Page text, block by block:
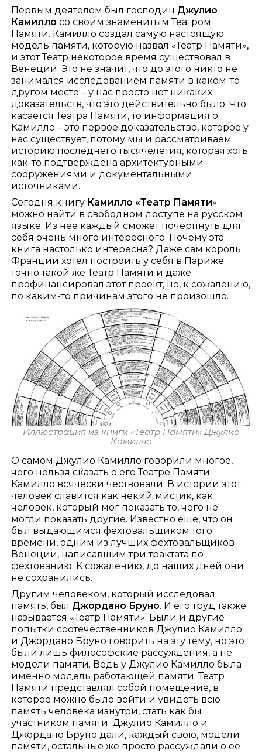
Первым деятелем был господин Джулио
Камилло со своим знаменитым Театром
Памяти. Камилло создал самую настоящую
модель памяти, которую назвал «Театр Памяти»,
и этот Театр некоторое время существовал в
Венеции. Это не значит, что до этого никто не
занимался исследованием памяти в каком-то
другом месте – у нас просто нет никаких
доказательств, что это действительно было. Что
касается Театра Памяти, то информация о
Камилло – это первое доказательство, которое у
нас существует, потому мы и рассматриваем
историю последнего тысячелетия, которая хоть
как-то подтверждена архитектурными
сооружениями и документальными
источниками.
Сегодня книгу Камилло «Театр Памяти»
можно найти в свободном доступе на русском
языке. Из нее каждый сможет почерпнуть для
себя очень много интересного. Почему эта
книга настолько интересна? Даже сам король
Франции хотел построить у себя в Париже
точно такой же Театр Памяти и даже
профинансировал этот проект, но, к сожалению,
по каким-то причинам этого не произошло.
Иллюстрация из книги «Театр Памяти» Джулио
Камилло
О самом Джулио Камилло говорили многое,
чего нельзя сказать о его Театре Памяти.
Камилло всячески чествовали. В истории этот
человек славится как некий мистик, как
человек, который мог показать то, чего не
могли показать другие. Известно еще, что он
был выдающимся фехтовальщиком того
времени, одним из лучших фехтовальщиков
Венеции, написавшим три трактата по
фехтованию. К сожалению, до наших дней они
не сохранились.
Другим человеком, который исследовал
память, был Джордано Бруно. И его труд также
называется «Театр Памяти». Были и другие
попытки соотечественников Джулио Камилло
и Джордано Бруно говорить на эту тему, но это
были лишь философские рассуждения, а не
модели памяти. Ведь у Джулио Камилло была
именно модель работающей памяти. Театр
Памяти представлял собой помещение, в
которое можно было войти и увидеть всю
память человека изнутри, стать как бы
участником памяти. Джулио Камилло и
Джордано Бруно дали, каждый свою, модели
памяти, остальные же просто рассуждали о ее